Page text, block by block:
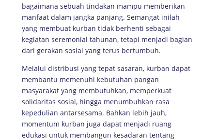
bagaimana sebuah tindakan mampu memberikan
manfaat dalam jangka panjang. Semangat inilah
yang membuat kurban tidak berhenti sebagai
kegiatan seremonial tahunan, tetapi menjadi bagian
dari gerakan sosial yang terus bertumbuh.
Melalui distribusi yang tepat sasaran, kurban dapat
membantu memenuhi kebutuhan pangan
masyarakat yang membutuhkan, memperkuat
solidaritas sosial, hingga menumbuhkan rasa
kepedulian antarsesama. Bahkan lebih jauh,
momentum kurban juga dapat menjadi ruang
edukasi untuk membangun kesadaran tentang